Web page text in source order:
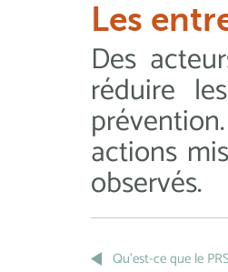
Les
Des
réduire
actions
observés.
Qu'est-ce que le